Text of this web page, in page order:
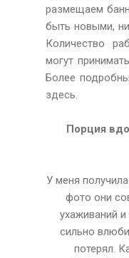
размещаем
быть новыми,
Количество
могут
Более
здесь.
Порция
У меня
фото они
ухаживаний
сильно
потерял.